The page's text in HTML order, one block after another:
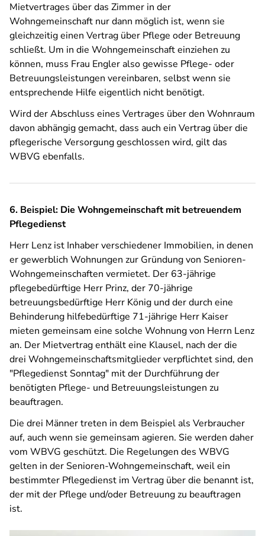
Mietvertrages über das Zimmer in der
Wohngemeinschaft nur dann möglich ist, wenn sie
gleichzeitig einen Vertrag über Pflege oder Betreuung
schließt. Um in die Wohngemeinschaft einziehen zu
können, muss Frau Engler also gewisse Pflege- oder
Betreuungsleistungen vereinbaren, selbst wenn sie
entsprechende Hilfe eigentlich nicht benötigt.
Wird der Abschluss eines Vertrages über den Wohnraum
davon abhängig gemacht, dass auch ein Vertrag über die
pflegerische Versorgung geschlossen wird, gilt das
WBVG ebenfalls.
6. Beispiel: Die Wohngemeinschaft mit betreuendem
Pflegedienst
Herr Lenz ist Inhaber verschiedener Immobilien, in denen
er gewerblich Wohnungen zur Gründung von Senioren-
Wohngemeinschaften vermietet. Der 63-jährige
pflegebedürftige Herr Prinz, der 70-jährige
betreuungsbedürftige Herr König und der durch eine
Behinderung hilfebedürftige 71-jährige Herr Kaiser
mieten gemeinsam eine solche Wohnung von Herrn Lenz
an. Der Mietvertrag enthält eine Klausel, nach der die
drei Wohngemeinschaftsmitglieder verpflichtet sind, den
"Pflegedienst Sonntag" mit der Durchführung der
benötigten Pflege- und Betreuungsleistungen zu
beauftragen.
Die drei Männer treten in dem Beispiel als Verbraucher
auf, auch wenn sie gemeinsam agieren. Sie werden daher
vom WBVG geschützt. Die Regelungen des WBVG
gelten in der Senioren-Wohngemeinschaft, weil ein
bestimmter Pflegedienst im Vertrag über die benannt ist,
der mit der Pflege und/oder Betreuung zu beauftragen
ist.